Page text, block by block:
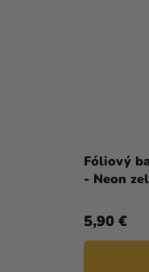
Fóliový
- Neon
5,90 €